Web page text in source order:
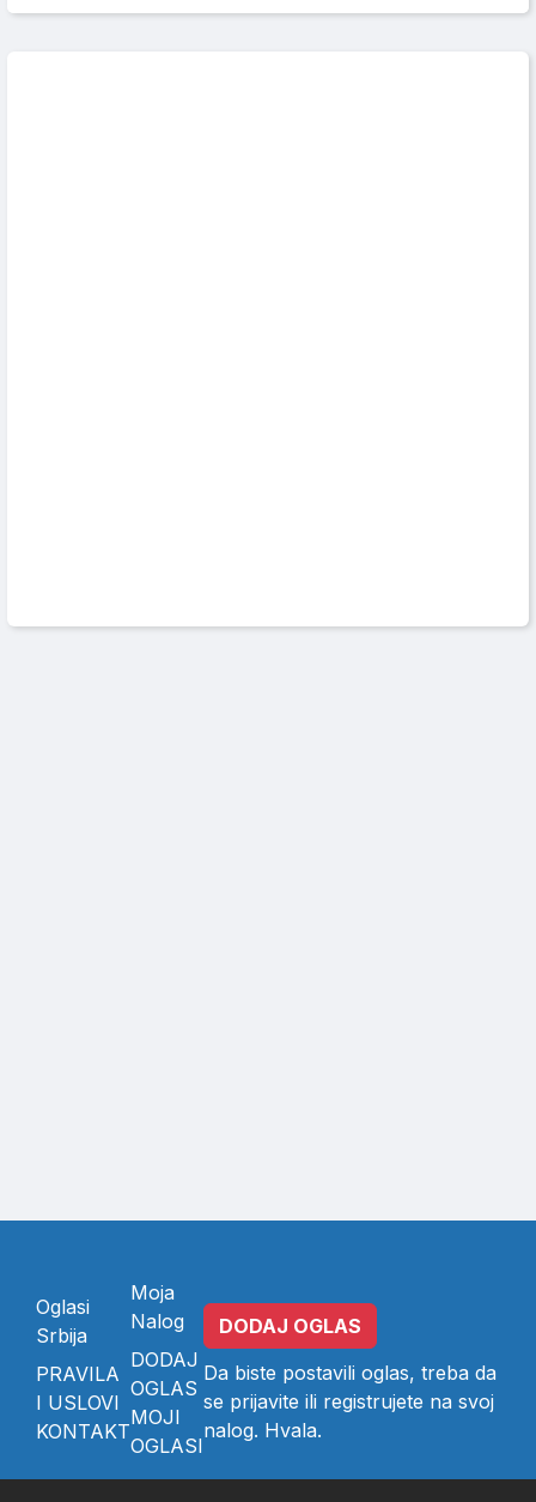
Oglasi
Srbija
PRAVILA
I USLOVI
KONTAKT
Moja
Nalog
DODAJ
OGLAS
MOJI
OGLASI
DODAJ OGLAS
Da biste postavili oglas, treba da
se prijavite ili registrujete na svoj
nalog. Hvala.